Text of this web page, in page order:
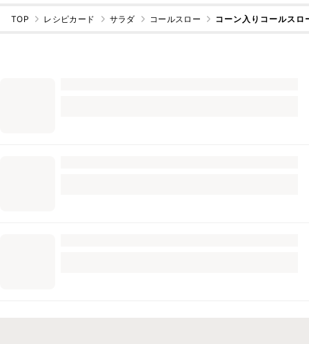
TOP レシピカード サラダ コールスロー コーン入りコールスロ